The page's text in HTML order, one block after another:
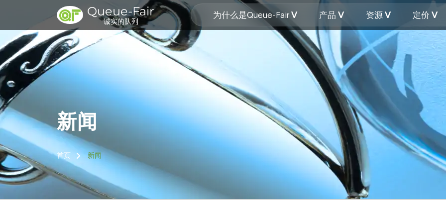
Queue-Fair
诚实的队列
为什么是Queue-Fair 产品 资源 定价
新闻
首页 新闻